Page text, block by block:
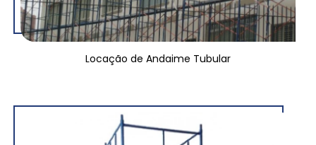
Locação de Andaime Tubular